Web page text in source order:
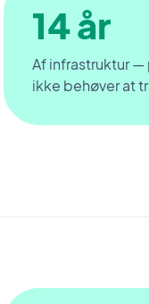
14 år
Af infrastruktur
ikke behøver at